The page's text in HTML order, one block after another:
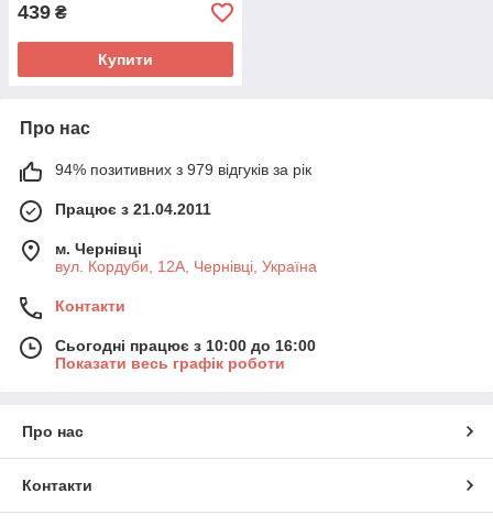
439 ₴
Купити
Про нас
94% позитивних з 979 відгуків за рік
Працює з 21.04.2011
м. Чернівці
вул. Кордуби, 12А, Чернівці, Україна
Контакти
Сьогодні працює з 10:00 до 16:00
Показати весь графік роботи
Про нас
Контакти